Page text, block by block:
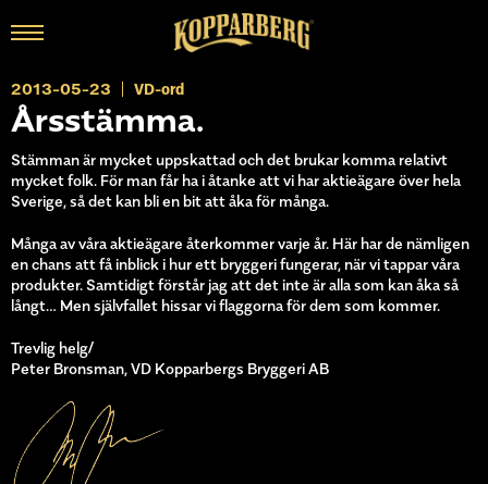
2013-05-23 VD-ord
Årsstämma.
Stämman är mycket uppskattad och det brukar komma relativt
mycket folk. För man får ha i åtanke att vi har aktieägare över hela
Sverige, så det kan bli en bit att åka för många.
Många av våra aktieägare återkommer varje år. Här har de nämligen
en chans att få inblick i hur ett bryggeri fungerar, när vi tappar våra
produkter. Samtidigt förstår jag att det inte är alla som kan åka så
långt… Men självfallet hissar vi flaggorna för dem som kommer.
Trevlig helg/
Peter Bronsman, VD Kopparbergs Bryggeri AB